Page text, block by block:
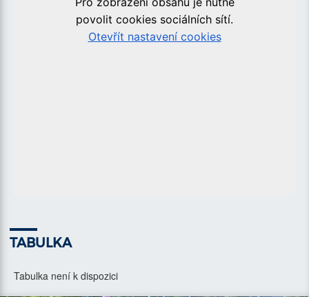
TABULKA
Tabulka není k dispozici